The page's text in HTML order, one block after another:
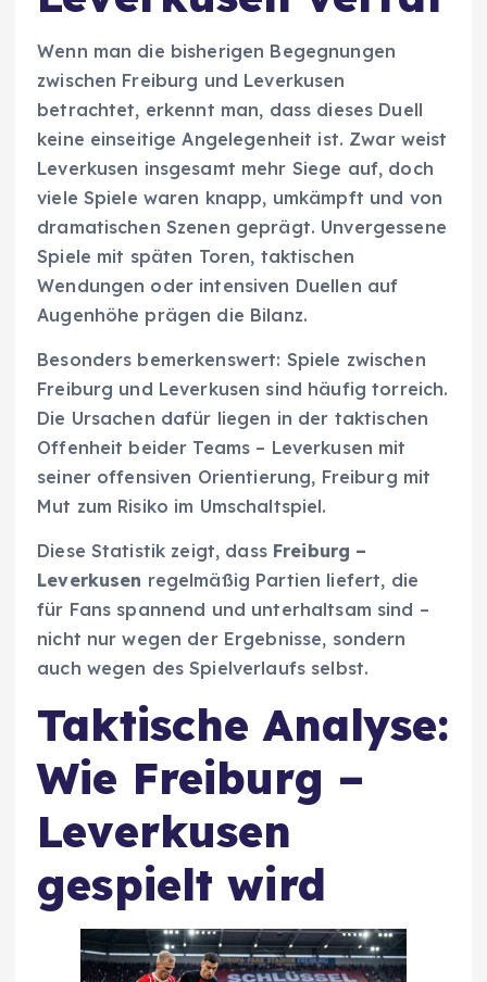
Wenn man die bisherigen Begegnungen
zwischen Freiburg und Leverkusen
betrachtet, erkennt man, dass dieses Duell
keine einseitige Angelegenheit ist. Zwar weist
Leverkusen insgesamt mehr Siege auf, doch
viele Spiele waren knapp, umkämpft und von
dramatischen Szenen geprägt. Unvergessene
Spiele mit späten Toren, taktischen
Wendungen oder intensiven Duellen auf
Augenhöhe prägen die Bilanz.
Besonders bemerkenswert: Spiele zwischen
Freiburg und Leverkusen sind häufig torreich.
Die Ursachen dafür liegen in der taktischen
Offenheit beider Teams – Leverkusen mit
seiner offensiven Orientierung, Freiburg mit
Mut zum Risiko im Umschaltspiel.
Diese Statistik zeigt, dass Freiburg –
Leverkusen regelmäßig Partien liefert, die
für Fans spannend und unterhaltsam sind –
nicht nur wegen der Ergebnisse, sondern
auch wegen des Spielverlaufs selbst.
Taktische Analyse:
Wie Freiburg –
Leverkusen
gespielt wird